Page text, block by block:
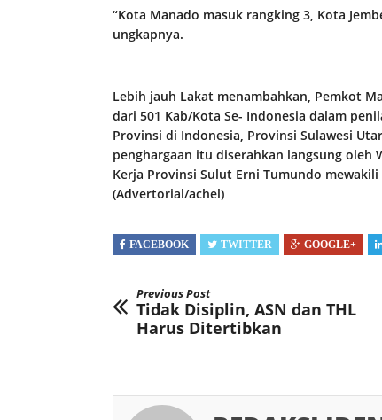
“Kota Manado masuk rangking 3, Kota
ungkapnya.
Lebih jauh Lakat menambahkan, Pemkot
dari 501 Kab/Kota Se- Indonesia dalam
Provinsi di Indonesia, Provinsi Sulawesi
penghargaan itu diserahkan langsung oleh
Kerja Provinsi Sulut Erni Tumundo
(Advertorial/achel)
FACEBOOK TWITTER GOOGLE+
Previous Post
Tidak Disiplin, ASN dan THL
Harus Ditertibkan